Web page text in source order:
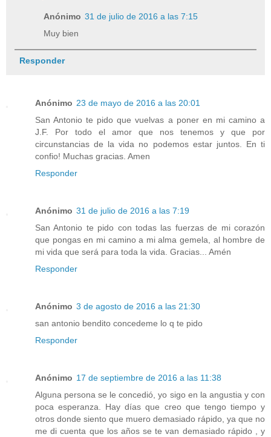
Anónimo 31 de julio de 2016 a las 7:15
Muy bien
Responder
Anónimo 23 de mayo de 2016 a las 20:01
San Antonio te pido que vuelvas a poner en mi camino a
J.F. Por todo el amor que nos tenemos y que por
circunstancias de la vida no podemos estar juntos. En ti
confio! Muchas gracias. Amen
Responder
Anónimo 31 de julio de 2016 a las 7:19
San Antonio te pido con todas las fuerzas de mi corazón
que pongas en mi camino a mi alma gemela, al hombre de
mi vida que será para toda la vida. Gracias... Amén
Responder
Anónimo 3 de agosto de 2016 a las 21:30
san antonio bendito concedeme lo q te pido
Responder
Anónimo 17 de septiembre de 2016 a las 11:38
Alguna persona se le concedió, yo sigo en la angustia y con
poca esperanza. Hay días que creo que tengo tiempo y
otros donde siento que muero demasiado rápido, ya que no
me di cuenta que los años se te van demasiado rápido , y